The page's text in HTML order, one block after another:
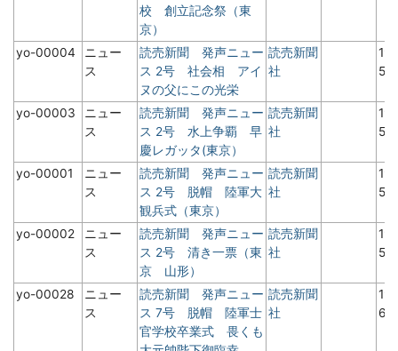
校 創立記念祭（東
京）
yo-00004
ニュー
ス
読売新聞 発声ニュー
ス 2号 社会相 アイ
ヌの父にこの光栄
読売新聞
社
5
yo-00003
ニュー
ス
読売新聞 発声ニュー
ス 2号 水上争覇 早
慶レガッタ(東京）
読売新聞
社
5
yo-00001
ニュー
ス
読売新聞 発声ニュー
ス 2号 脱帽 陸軍大
観兵式（東京）
読売新聞
社
5
yo-00002
ニュー
ス
読売新聞 発声ニュー
ス 2号 清き一票（東
京 山形）
読売新聞
社
5
yo-00028
ニュー
ス
読売新聞 発声ニュー
ス 7号 脱帽 陸軍士
官学校卒業式 畏くも
読売新聞
社
6